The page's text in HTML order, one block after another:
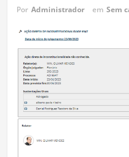
Por Administrador em Sem